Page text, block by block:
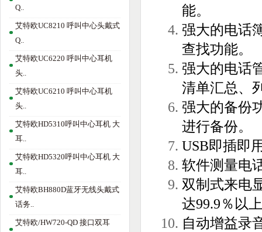
Q..
艾特欧UC8210 呼叫中心头戴式
Q..
艾特欧UC6220 呼叫中心耳机
头..
艾特欧UC6210 呼叫中心耳机
头..
艾特欧HD5310呼叫中心耳机 大
耳..
艾特欧HD5320呼叫中心耳机 大
耳..
艾特欧BH880D蓝牙无线头戴式
话务..
艾特欧/HW720-QD 接口双耳
能。
强大的电话
查找功能。
强大的电话
清单汇总、
强大的备份
进行备份。
USB即插即
软件测量电
双制式来电
达99.9％以上
自动增益录